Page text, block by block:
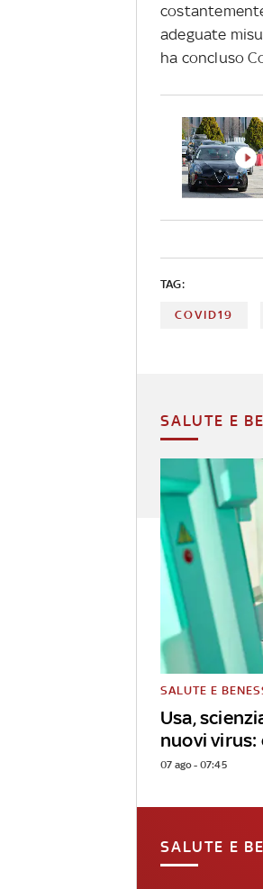
adeguate
ha concluso
TAG:
COVID19
SALUTE E
Usa,
nuovi virus:
SALUTE E
07 ago - 07:45
SALUTE E